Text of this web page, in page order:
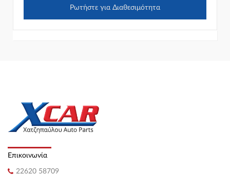
Ρωτήστε για Διαθεσιμότητα
Επικοινωνία
22620 58709